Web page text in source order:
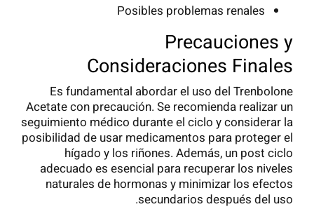
Posibles problemas renales
Precauciones y
Consideraciones Finales
Es fundamental abordar el uso del Trenbolone
Acetate con precaución. Se recomienda realizar un
seguimiento médico durante el ciclo y considerar la
posibilidad de usar medicamentos para proteger el
hígado y los riñones. Además, un post ciclo
adecuado es esencial para recuperar los niveles
naturales de hormonas y minimizar los efectos
secundarios después del uso.